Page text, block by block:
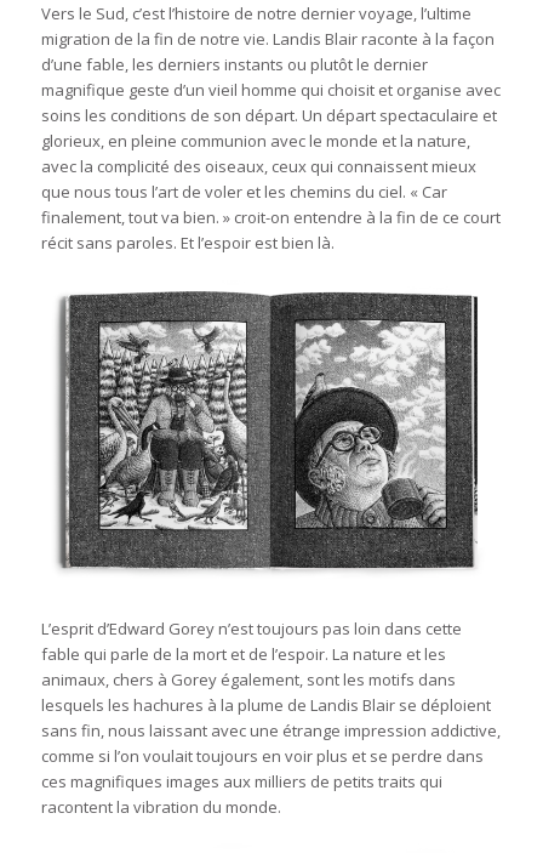
Vers le Sud, c’est l’histoire de notre dernier voyage, l’ultime
migration de la fin de notre vie. Landis Blair raconte à la façon
d’une fable, les derniers instants ou plutôt le dernier
magnifique geste d’un vieil homme qui choisit et organise avec
soins les conditions de son départ. Un départ spectaculaire et
glorieux, en pleine communion avec le monde et la nature,
avec la complicité des oiseaux, ceux qui connaissent mieux
que nous tous l’art de voler et les chemins du ciel. « Car
finalement, tout va bien. » croit-on entendre à la fin de ce court
récit sans paroles. Et l’espoir est bien là.
L’esprit d’Edward Gorey n’est toujours pas loin dans cette
fable qui parle de la mort et de l’espoir. La nature et les
animaux, chers à Gorey également, sont les motifs dans
lesquels les hachures à la plume de Landis Blair se déploient
sans fin, nous laissant avec une étrange impression addictive,
comme si l’on voulait toujours en voir plus et se perdre dans
ces magnifiques images aux milliers de petits traits qui
racontent la vibration du monde.